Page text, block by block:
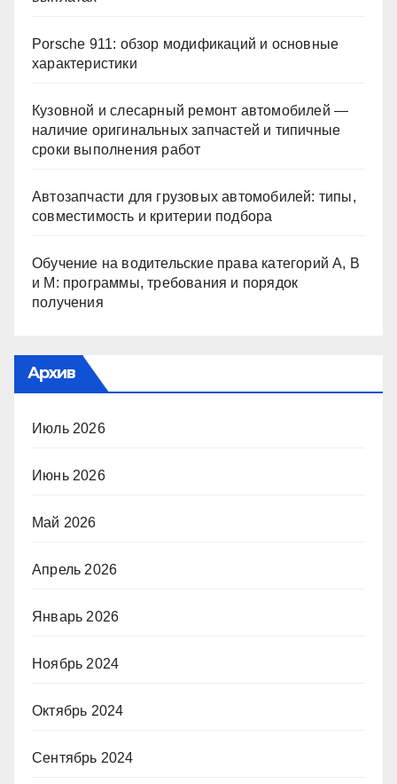
Porsche 911: обзор модификаций и основные
характеристики
Кузовной и слесарный ремонт автомобилей —
наличие оригинальных запчастей и типичные
сроки выполнения работ
Автозапчасти для грузовых автомобилей: типы,
совместимость и критерии подбора
Обучение на водительские права категорий A, B
и M: программы, требования и порядок
получения
Архив
Июль 2026
Июнь 2026
Май 2026
Апрель 2026
Январь 2026
Ноябрь 2024
Октябрь 2024
Сентябрь 2024